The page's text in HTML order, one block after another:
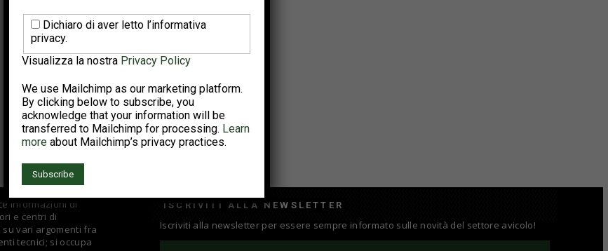
Eventi
Torna Fieragricola, in programma a
Verona, dal 26 al 29 gennaio...
informazioni di
e centri di
vari argomenti fra
tecnici; si occupa
ISCRIVITI ALLA NEWSLETTER
Iscriviti alla newsletter per essere sempre informato sulle novità del settore avicolo!
Dichiaro di aver letto l’informativa
privacy.
Visualizza la nostra Privacy Policy
We use Mailchimp as our marketing platform.
By clicking below to subscribe, you
acknowledge that your information will be
transferred to Mailchimp for processing. Learn
more about Mailchimp’s privacy practices.